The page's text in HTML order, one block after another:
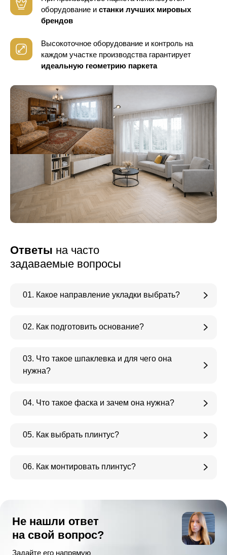
оборудование и станки лучших мировых
брендов
Высокоточное оборудование и контроль на
каждом участке производства гарантирует
идеальную геометрию паркета
Ответы на часто
задаваемые вопросы
01. Какое направление укладки выбрать?
02. Как подготовить основание?
03. Что такое шпаклевка и для чего она
нужна?
04. Что такое фаска и зачем она нужна?
05. Как выбрать плинтус?
06. Как монтировать плинтус?
Не нашли ответ
на свой вопрос?
Задайте его напрямую